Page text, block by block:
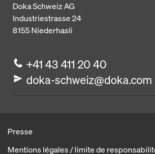
Doka Schweiz AG
Industriestrasse 24
8155Niederhasli
+41 43 411 20 40
doka-schweiz@doka.com
Presse
Mentions légales / limite de